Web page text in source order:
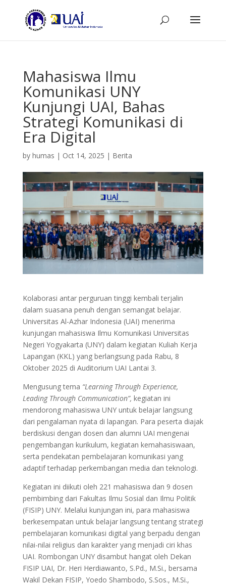
Mahasiswa Ilmu
Komunikasi UNY
Kunjungi UAI, Bahas
Strategi Komunikasi di
Era Digital
by humas | Oct 14, 2025 | Berita
Kolaborasi antar perguruan tinggi kembali terjalin
dalam suasana penuh dengan semangat belajar.
Universitas Al-Azhar Indonesia (UAI) menerima
kunjungan mahasiswa Ilmu Komunikasi Universitas
Negeri Yogyakarta (UNY) dalam kegiatan Kuliah Kerja
Lapangan (KKL) yang berlangsung pada Rabu, 8
Oktober 2025 di Auditorium UAI Lantai 3.
Mengusung tema “Learning Through Experience,
Leading Through Communication”, kegiatan ini
mendorong mahasiswa UNY untuk belajar langsung
dari pengalaman nyata di lapangan. Para peserta diajak
berdiskusi dengan dosen dan alumni UAI mengenai
pengembangan kurikulum, kegiatan kemahasiswaan,
serta pendekatan pembelajaran komunikasi yang
adaptif terhadap perkembangan media dan teknologi.
Kegiatan ini diikuti oleh 221 mahasiswa dan 9 dosen
pembimbing dari Fakultas Ilmu Sosial dan Ilmu Politik
(FISIP) UNY. Melalui kunjungan ini, para mahasiswa
berkesempatan untuk belajar langsung tentang strategi
pembelajaran komunikasi digital yang berpadu dengan
nilai-nilai religius dan karakter yang menjadi ciri khas
UAI. Rombongan UNY disambut hangat oleh Dekan
FISIP UAI, Dr. Heri Herdiawanto, S.Pd., M.Si., bersama
Wakil Dekan FISIP, Yoedo Shambodo, S.Sos., M.Si.,